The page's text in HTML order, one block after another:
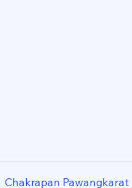
Chakrapan Pawangkarat